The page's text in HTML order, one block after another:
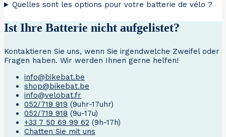
Quelles sont les options pour votre batterie de vélo ?
Ist Ihre Batterie nicht aufgelistet?
Kontaktieren Sie uns, wenn Sie irgendwelche Zweifel oder
Fragen haben. Wir werden Ihnen gerne helfen!
info@bikebat.be
shop@bikebat.be
info@velobat.fr
052/719 919 (9uhr-17uhr)
052/719 918 (9u-17u)
+33 7 50 69 99 62 (9h-17h)
Chatten Sie mit uns